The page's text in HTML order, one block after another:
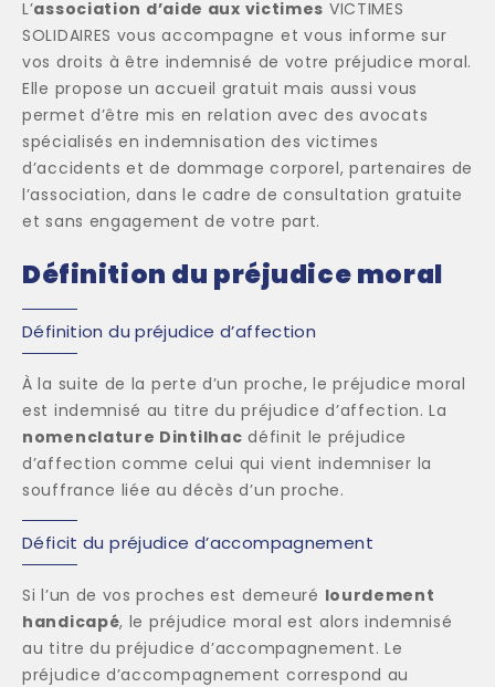
L’association d’aide aux victimes VICTIMES
SOLIDAIRES vous accompagne et vous informe sur
vos droits à être indemnisé de votre préjudice moral.
Elle propose un accueil gratuit mais aussi vous
permet d’être mis en relation avec des avocats
spécialisés en indemnisation des victimes
d’accidents et de dommage corporel, partenaires de
l’association, dans le cadre de consultation gratuite
et sans engagement de votre part.
Définition du préjudice moral
Définition du préjudice d’affection
À la suite de la perte d’un proche, le préjudice moral
est indemnisé au titre du préjudice d’affection. La
nomenclature Dintilhac définit le préjudice
d’affection comme celui qui vient indemniser la
souffrance liée au décès d’un proche.
Déficit du préjudice d’accompagnement
Si l’un de vos proches est demeuré lourdement
handicapé, le préjudice moral est alors indemnisé
au titre du préjudice d’accompagnement. Le
préjudice d’accompagnement correspond au